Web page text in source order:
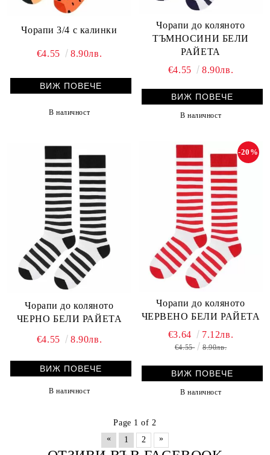
Чорапи 3/4 с калинки
€4.55 8.90лв.
ВИЖ ПОВЕЧЕ
В наличност
Чорапи до коляното
ТЪМНОСИНИ БЕЛИ
РАЙЕТА
€4.55
8.90лв.
ВИЖ ПОВЕЧЕ
В наличност
Чорапи до коляното
ЧЕРНО БЕЛИ РАЙЕТА
€4.55
8.90лв.
ВИЖ ПОВЕЧЕ
В наличност
Чорапи до коляното
ЧЕРВЕНО БЕЛИ РАЙЕТА
-20%
€3.64 7.12лв.
€4.55 8.90лв.
ВИЖ ПОВЕЧЕ
В наличност
Page 1 of 2
«
1 2 »